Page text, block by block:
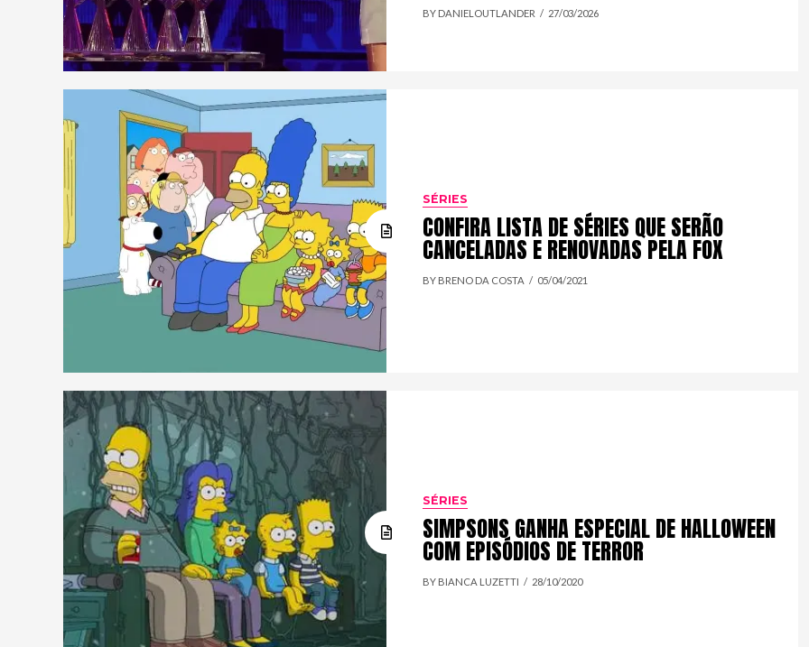
BY DANIELOUTLANDER 27/03/2026
SÉRIES
CONFIRA LISTA DE SÉRIES QUE SERÃO
CANCELADAS E RENOVADAS PELA FOX
BY BRENO DA COSTA 05/04/2021
SÉRIES
SIMPSONS GANHA ESPECIAL DE HALLOWEEN
COM EPISÓDIOS DE TERROR
BY BIANCA LUZETTI 28/10/2020